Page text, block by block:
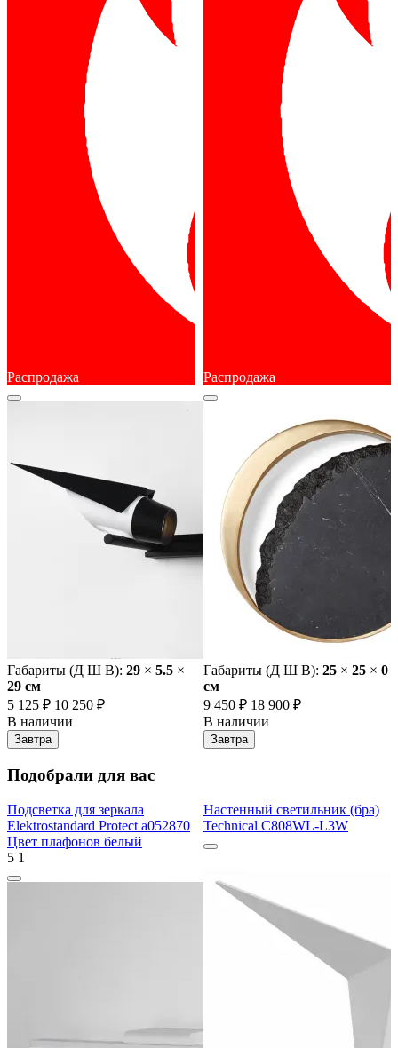
Распродажа
Габариты (Д Ш В): 29 × 5.5 ×
29 cм
5 125 ₽ 10 250 ₽
В наличии
Завтра
Распродажа
Габариты (Д Ш В): 25 × 25 × 0
cм
9 450 ₽ 18 900 ₽
В наличии
Завтра
Подобрали для вас
Подсветка для зеркала
Elektrostandard Protect a052870
Цвет плафонов белый
5 1
Настенный светильник (бра)
Technical C808WL-L3W